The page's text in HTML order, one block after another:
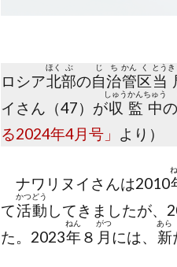
ロシア北
ほく
部
ぶ
の自
じ
治
ち
管
かん
区
く
当
とう き
イさん（47）が収
しゅう
監
かん
中
ちゅう
の
る2024年4月号」 より）
ナワリヌイさんは2010
て活
かつ
動
どう
してきましたが、
た。2023年
ねん
８ 月
がつ
には、 新
あら